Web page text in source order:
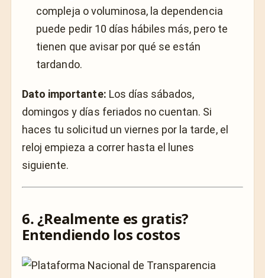
compleja o voluminosa, la dependencia
puede pedir 10 días hábiles más, pero te
tienen que avisar por qué se están
tardando.
Dato importante: Los días sábados,
domingos y días feriados no cuentan. Si
haces tu solicitud un viernes por la tarde, el
reloj empieza a correr hasta el lunes
siguiente.
6. ¿Realmente es gratis?
Entendiendo los costos